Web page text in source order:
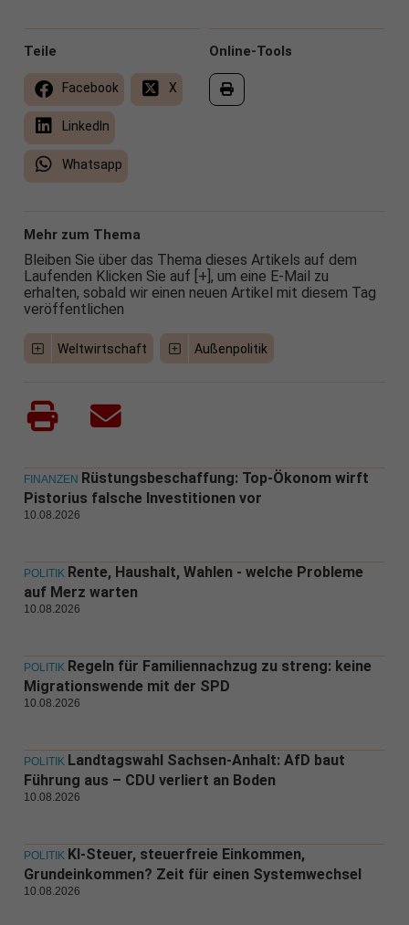
Online-Tools
Teile
Facebook X
LinkedIn
Whatsapp
Mehr zum Thema
Bleiben Sie über das Thema dieses Artikels auf dem
Laufenden Klicken Sie auf [+], um eine E-Mail zu
erhalten, sobald wir einen neuen Artikel mit diesem Tag
veröffentlichen
Weltwirtschaft Außenpolitik
FINANZEN Rüstungsbeschaffung: Top-Ökonom wirft
Pistorius falsche Investitionen vor
10.08.2026
POLITIK Rente, Haushalt, Wahlen - welche Probleme
auf Merz warten
10.08.2026
POLITIK Regeln für Familiennachzug zu streng: keine
Migrationswende mit der SPD
10.08.2026
POLITIK Landtagswahl Sachsen-Anhalt: AfD baut
Führung aus – CDU verliert an Boden
10.08.2026
POLITIK KI-Steuer, steuerfreie Einkommen,
Grundeinkommen? Zeit für einen Systemwechsel
10.08.2026